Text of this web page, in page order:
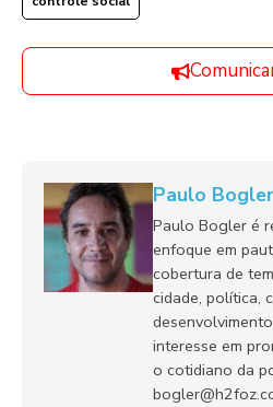
Paulo Bogler
Paulo Bogler é
enfoque em
cobertura de
cidade, política,
interesse em
o cotidiano da